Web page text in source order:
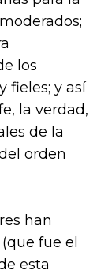
los
fieles; y así
la verdad,
de la
orden
han
fue el
esta